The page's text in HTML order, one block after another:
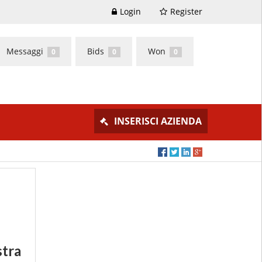
Login Register
Messaggi 0 Bids 0 Won 0
INSERISCI AZIENDA